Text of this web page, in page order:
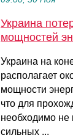
Украина
мощностей
Украина на
располагает
мощности
что для
необходимо не
сильных ...